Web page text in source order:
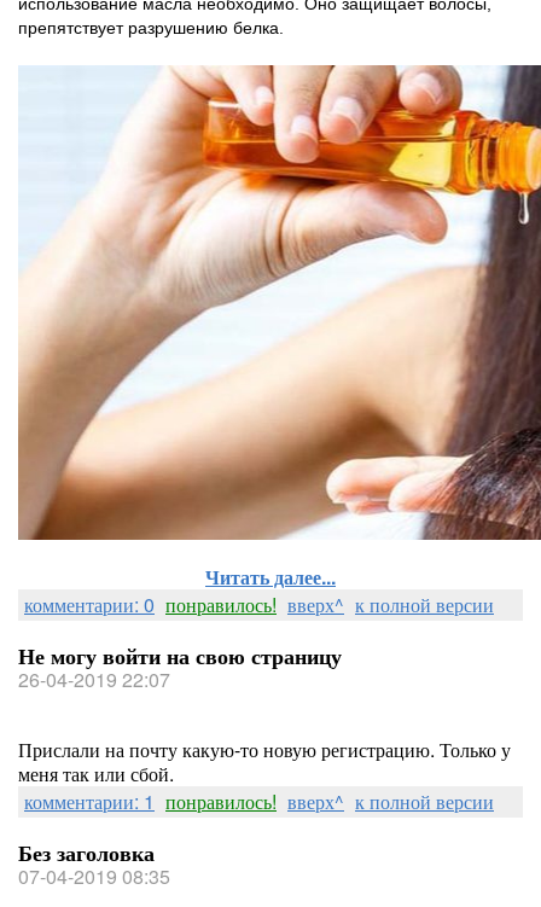
препятствует разрушению белка.
Читать далее...
комментарии: 0 понравилось! вверх^ к полной версии
Не могу войти на свою страницу
26-04-2019 22:07
Прислали на почту какую-то новую регистрацию. Только у
меня так или сбой.
комментарии: 1 понравилось! вверх^ к полной версии
Без заголовка
07-04-2019 08:35